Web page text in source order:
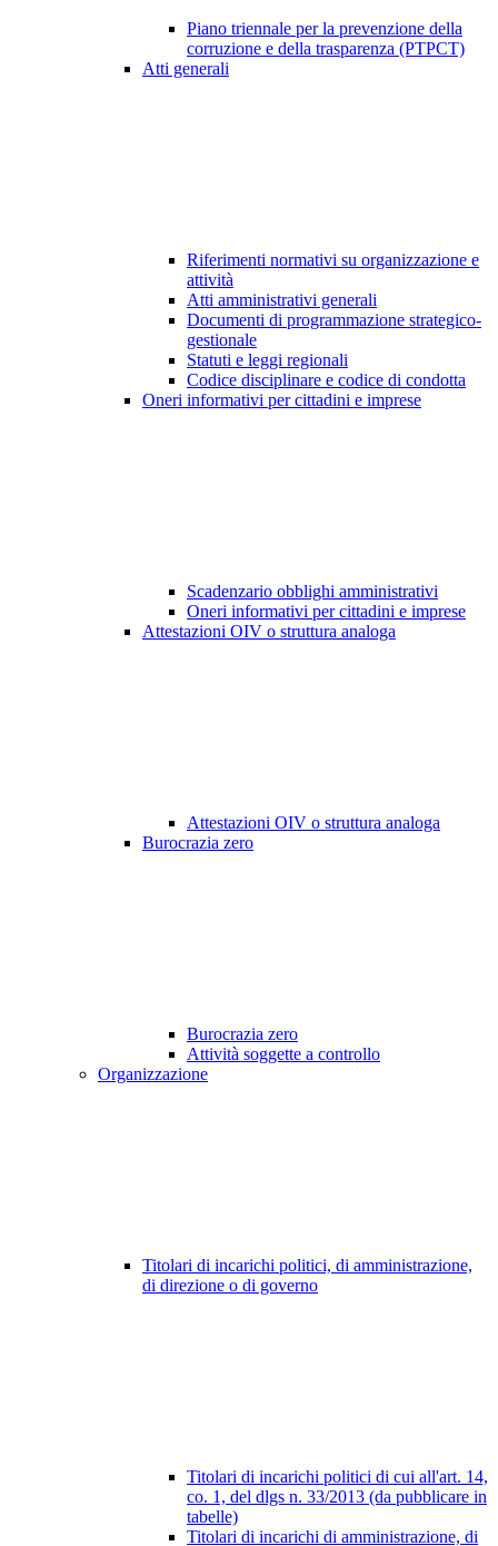
Piano triennale per la prevenzione della
corruzione e della trasparenza (PTPCT)
Atti generali
Riferimenti normativi su organizzazione e
attività
Atti amministrativi generali
Documenti di programmazione strategico-
gestionale
Statuti e leggi regionali
Codice disciplinare e codice di condotta
Oneri informativi per cittadini e imprese
Scadenzario obblighi amministrativi
Oneri informativi per cittadini e imprese
Attestazioni OIV o struttura analoga
Attestazioni OIV o struttura analoga
Burocrazia zero
Burocrazia zero
Attività soggette a controllo
Organizzazione
Titolari di incarichi politici, di amministrazione,
di direzione o di governo
Titolari di incarichi politici di cui all'art. 14,
co. 1, del dlgs n. 33/2013 (da pubblicare in
tabelle)
Titolari di incarichi di amministrazione, di